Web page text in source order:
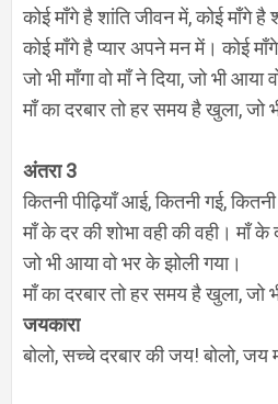
कोई माँगे है शांति जीवन में,कोई माँगे है
कोई माँगे है प्यार अपने मन में।कोई
जो भी माँगा वो माँ ने दिया,जो भी आया
माँ का दरबार तो हर समय है खुला,जो
अंतरा 3
कितनी पीढ़ियाँ आई, कितनी गई,
माँ के दर की शोभा वही की वही।माँ के
जो भी आया वो भर के झोली गया।
माँ का दरबार तो हर समय है खुला,जो
जयकारा
बोलो, सच्चे दरबार की जय! बोलो, जय